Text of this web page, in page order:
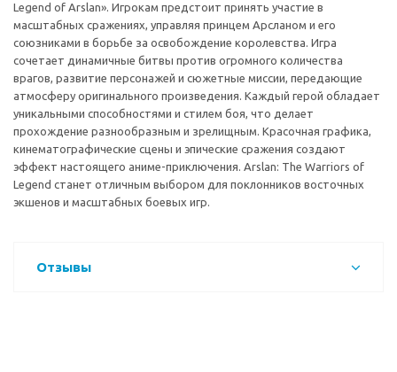
Legend of Arslan». Игрокам предстоит принять участие в
масштабных сражениях, управляя принцем Арсланом и его
союзниками в борьбе за освобождение королевства. Игра
сочетает динамичные битвы против огромного количества
врагов, развитие персонажей и сюжетные миссии, передающие
атмосферу оригинального произведения. Каждый герой обладает
уникальными способностями и стилем боя, что делает
прохождение разнообразным и зрелищным. Красочная графика,
кинематографические сцены и эпические сражения создают
эффект настоящего аниме-приключения. Arslan: The Warriors of
Legend станет отличным выбором для поклонников восточных
экшенов и масштабных боевых игр.
Отзывы